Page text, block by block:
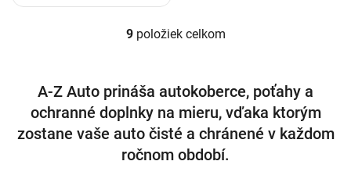
O
á
d
a
c
i
e
9položiek celkom
A-Z Auto prináša autokoberce, poťahy a
ochranné doplnky na mieru, vďaka ktorým
zostane vaše auto čisté a chránené v každom
ročnom období.